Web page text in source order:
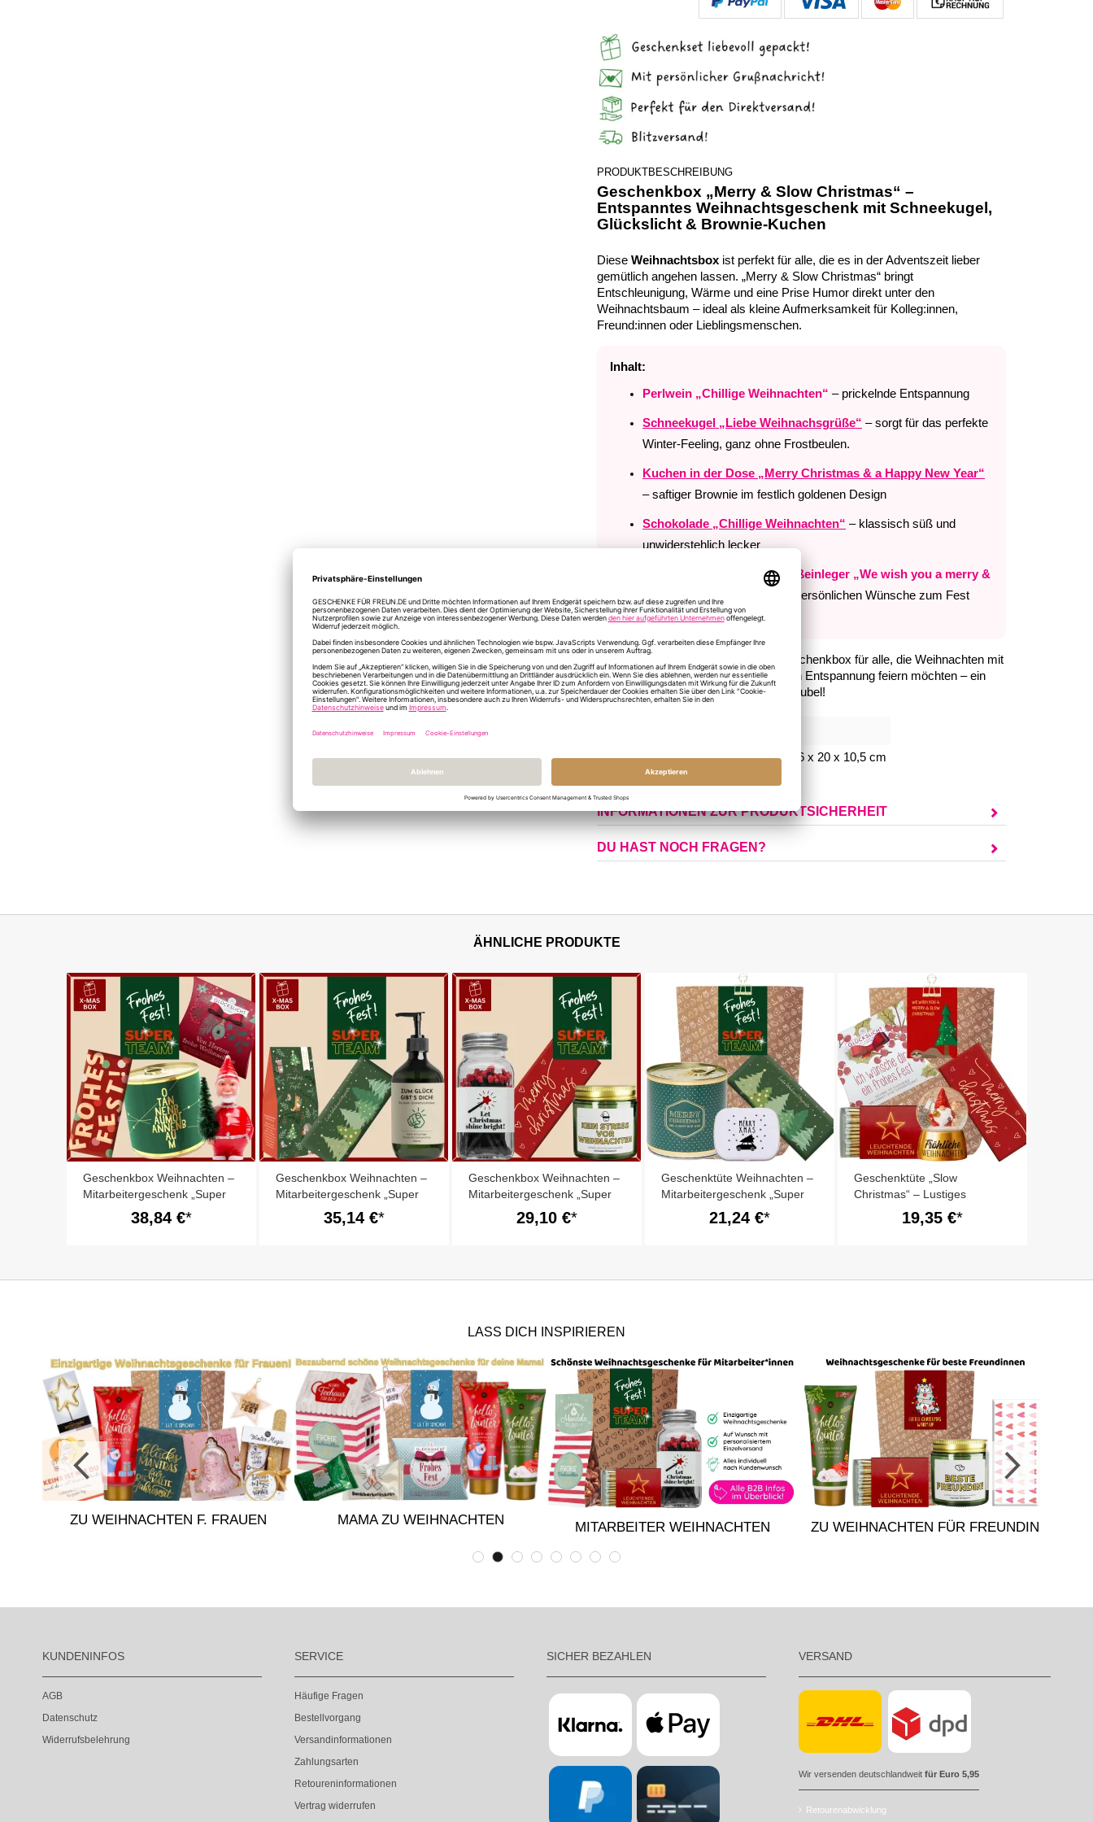
PRODUKTBESCHREIBUNG
Geschenkbox „Merry & Slow Christmas“ –
Entspanntes Weihnachtsgeschenk mit Schneekugel,
Glückslicht & Brownie-Kuchen
Diese Weihnachtsbox ist perfekt für alle, die es in der Adventszeit lieber
gemütlich angehen lassen. „Merry & Slow Christmas“ bringt
Entschleunigung, Wärme und eine Prise Humor direkt unter den
Weihnachtsbaum – ideal als kleine Aufmerksamkeit für Kolleg:innen,
Freund:innen oder Lieblingsmenschen.
Inhalt:
Perlwein „Chillige Weihnachten“ – prickelnde Entspannung
Schneekugel „Liebe Weihnachsgrüße“ – sorgt für das perfekte
Winter-Feeling, ganz ohne Frostbeulen.
Kuchen in der Dose „Merry Christmas & a Happy New Year“
– saftiger Brownie im festlich goldenen Design
Schokolade „Chillige Weihnachten“ – klassisch süß und
unwiderstehlich lecker
personalisierbarem Grußeinleger „We wish you a merry &
“ – für deine persönlichen Wünsche zum Fest
Eine liebevoll zusammengestellte Geschenkbox für alle, die Weihnachten mit
Genuss, Humor und einer Extraportion Entspannung feiern möchten – ein
echter Wohlfühl-Moment im Festtagstrubel!
Format/Größe Geschenkbox: 26 x 20 x 10,5 cm
INFORMATIONEN ZUR PRODUKTSICHERHEIT
DU HAST NOCH FRAGEN?
ÄHNLICHE PRODUKTE
Geschenkbox Weihnachten –
Mitarbeitergeschenk „Super
Team“ (Set 4)38,84 €
Geschenkbox Weihnachten –
Mitarbeitergeschenk „Super
Team“ (Set 3)35,14 €
Geschenkbox Weihnachten –
Mitarbeitergeschenk „Super
Team“ (Set 1)29,10 €
Geschenktüte Weihnachten –
Mitarbeitergeschenk „Super
Team“ (Set 9)21,24 €
Geschenktüte „Slow
Christmas“ – Lustiges
Weihnachtsgeschenk (Set 6)
19,35 €
LASS DICH INSPIRIEREN
ZU WEIHNACHTEN F. FRAUEN MAMA ZU WEIHNACHTEN MITARBEITER WEIHNACHTEN ZU WEIHNACHTEN FÜR FREUNDIN
KUNDENINFOS
AGB
Datenschutz
Widerrufsbelehrung
SERVICE
Häufige Fragen
Bestellvorgang
Versandinformationen
Zahlungsarten
Retoureninformationen
Vertrag widerrufen
SICHER BEZAHLEN VERSAND
Wir versenden deutschlandweit für Euro 5,95
Retourenabwicklung